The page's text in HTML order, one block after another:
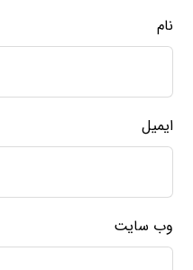
نام
ایمیل
وب‌ سایت